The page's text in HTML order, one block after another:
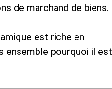
de marchand de biens.
est riche en
ensemble pourquoi il est